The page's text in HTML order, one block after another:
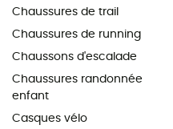
Chaussures de trail
Chaussures de running
Chaussons d'escalade
Chaussures randonnée
enfant
Casques vélo